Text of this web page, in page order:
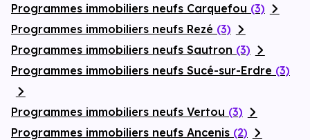
Programmes immobiliers neufs Carquefou (3)
Programmes immobiliers neufs Rezé (3)
Programmes immobiliers neufs Sautron (3)
Programmes immobiliers neufs Sucé-sur-Erdre (3)
Programmes immobiliers neufs Vertou (3)
Programmes immobiliers neufs Ancenis (2)